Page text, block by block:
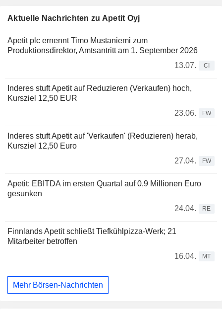
Aktuelle Nachrichten zu Apetit Oyj
Apetit plc ernennt Timo Mustaniemi zum
Produktionsdirektor, Amtsantritt am 1. September 2026
13.07.
CI
Inderes stuft Apetit auf Reduzieren (Verkaufen) hoch,
Kursziel 12,50 EUR
23.06.
FW
Inderes stuft Apetit auf 'Verkaufen' (Reduzieren) herab,
Kursziel 12,50 Euro
27.04.
FW
Apetit: EBITDA im ersten Quartal auf 0,9 Millionen Euro
gesunken
24.04.
RE
Finnlands Apetit schließt Tiefkühlpizza-Werk; 21
Mitarbeiter betroffen
16.04.
MT
Mehr Börsen-Nachrichten